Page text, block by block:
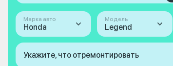
Марка авто
Honda
Модель
Legend
Укажите, что отремонтировать